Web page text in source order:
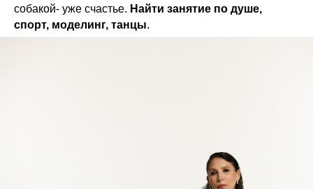
собакой- уже счастье. Найти занятие по душе,
спорт, моделинг, танцы.